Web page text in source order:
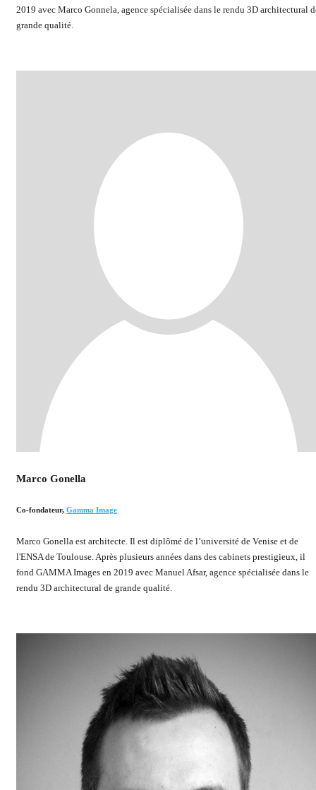
2019 avec Marco Gonnela, agence spécialisée dans le rendu 3D architectural
grande qualité.
Marco Gonella
Co-fondateur, Gamma Image
Marco Gonella est architecte. Il est diplômé de l’université de Venise et de
l'ENSA de Toulouse. Après plusieurs années dans des cabinets prestigieux, il
fond GAMMA Images en 2019 avec Manuel Afsar, agence spécialisée dans le
rendu 3D architectural de grande qualité.